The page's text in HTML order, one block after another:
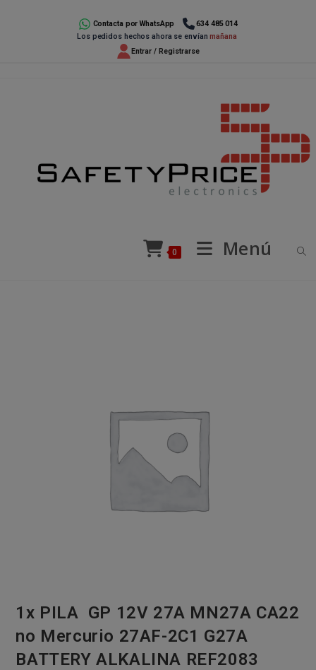
Contacta por WhatsApp
634 485 014
Los pedidos hechos ahora se envíanmañana
Entrar / Registrarse
0 Menú
1x PILA GP 12V 27A MN27A CA22
no Mercurio 27AF-2C1 G27A
BATTERY ALKALINA REF2083